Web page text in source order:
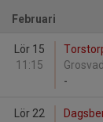
Februari
Lör 15
11:15
-
Lör 22